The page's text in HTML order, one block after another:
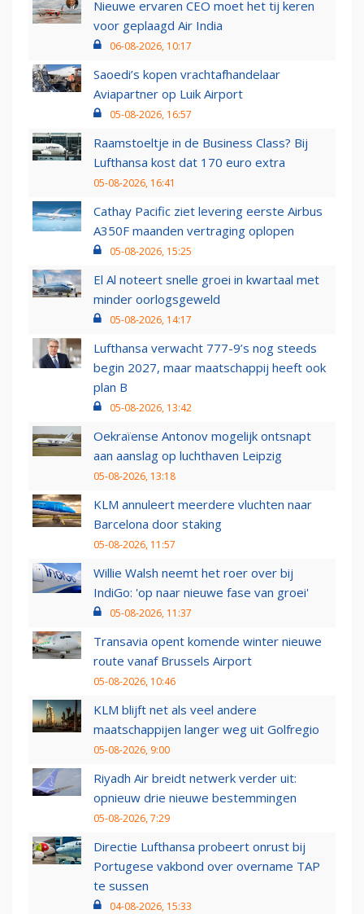
Nieuwe ervaren CEO moet het tij keren
voor geplaagd Air India
06-08-2026, 10:17
Saoedi’s kopen vrachtafhandelaar
Aviapartner op Luik Airport
05-08-2026, 16:57
Raamstoeltje in de Business Class? Bij
Lufthansa kost dat 170 euro extra
05-08-2026, 16:41
Cathay Pacific ziet levering eerste Airbus
A350F maanden vertraging oplopen
05-08-2026, 15:25
El Al noteert snelle groei in kwartaal met
minder oorlogsgeweld
05-08-2026, 14:17
Lufthansa verwacht 777-9’s nog steeds
begin 2027, maar maatschappij heeft ook
plan B
05-08-2026, 13:42
Oekraïense Antonov mogelijk ontsnapt
aan aanslag op luchthaven Leipzig
05-08-2026, 13:18
KLM annuleert meerdere vluchten naar
Barcelona door staking
05-08-2026, 11:57
Willie Walsh neemt het roer over bij
IndiGo: 'op naar nieuwe fase van groei'
05-08-2026, 11:37
Transavia opent komende winter nieuwe
route vanaf Brussels Airport
05-08-2026, 10:46
KLM blijft net als veel andere
maatschappijen langer weg uit Golfregio
05-08-2026, 9:00
Riyadh Air breidt netwerk verder uit:
opnieuw drie nieuwe bestemmingen
05-08-2026, 7:29
Directie Lufthansa probeert onrust bij
Portugese vakbond over overname TAP
te sussen
04-08-2026, 15:33